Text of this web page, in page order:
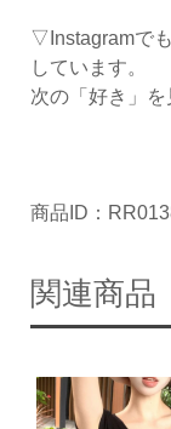
▽Instagramで
しています。
次の「好き」
商品ID：
関連商品